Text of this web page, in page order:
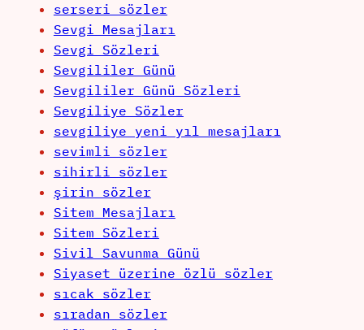
serseri sözler
Sevgi Mesajları
Sevgi Sözleri
Sevgililer Günü
Sevgililer Günü Sözleri
Sevgiliye Sözler
sevgiliye yeni yıl mesajları
sevimli sözler
sihirli sözler
şirin sözler
Sitem Mesajları
Sitem Sözleri
Sivil Savunma Günü
Siyaset üzerine özlü sözler
sıcak sözler
sıradan sözler